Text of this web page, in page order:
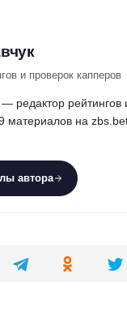
и проверок капперов
редактор рейтингов
материалов на zbs.bet
автора